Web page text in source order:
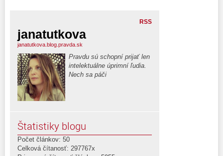
RSS
janatutkova
janatutkova.blog.pravda.sk
Pravdu sú schopní prijať len
intelektuálne úprimní ľudia.
Nech sa páči
Štatistiky blogu
Počet článkov: 50
Celková čítanosť: 297767x